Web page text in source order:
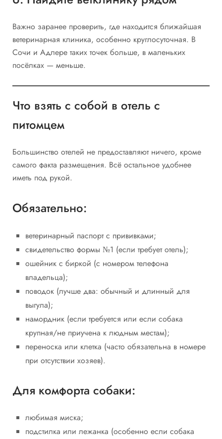
Важно заранее проверить, где находится ближайшая
ветеринарная клиника, особенно круглосуточная. В
Сочи и Адлере таких точек больше, в маленьких
посёлках — меньше.
Что взять с собой в отель с
питомцем
Большинство отелей не предоставляют ничего, кроме
самого факта размещения. Всё остальное удобнее
иметь под рукой.
Обязательно:
ветеринарный паспорт с прививками;
свидетельство формы №1 (если требует отель);
ошейник с биркой (с номером телефона
владельца);
поводок (лучше два: обычный и длинный для
выгула);
намордник (если требуется или если собака
крупная/не приучена к людным местам);
переноска или клетка (часто обязательна в номере
при отсутствии хозяев).
Для комфорта собаки:
любимая миска;
подстилка или лежанка (особенно если собака